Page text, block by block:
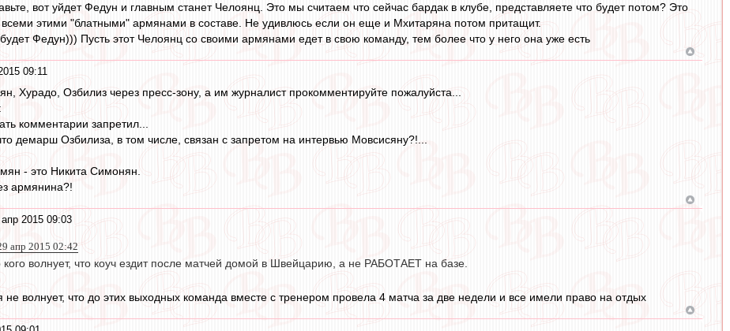
вот уйдет Федун и главным станет Челоянц. Это мы считаем что сейчас бардак в клубе, представляете что будет потом? Это
всеми этими "блатными" армянами в составе. Не удивлюсь если он еще и Мхитаряна потом притащит.
Федун))) Пусть этот Челоянц со своими армянами едет в свою команду, тем более что у него она уже есть
09:11
Хурадо, Озбилиз через пресс-зону, а им журналист прокомментируйте пожалуйста...
комментарии запретил...
демарш Озбилиза, в том числе, связан с запретом на интервью Мовсисяну?!...
- это Никита Симонян.
армянина?!
2015 09:03
апр 2015 02:42
волнует, что коуч ездит после матчей домой в Швейцарию, а не РАБОТАЕТ на базе.
не волнует, что до этих выходных команда вместе с тренером провела 4 матча за две недели и все имели право на отдых